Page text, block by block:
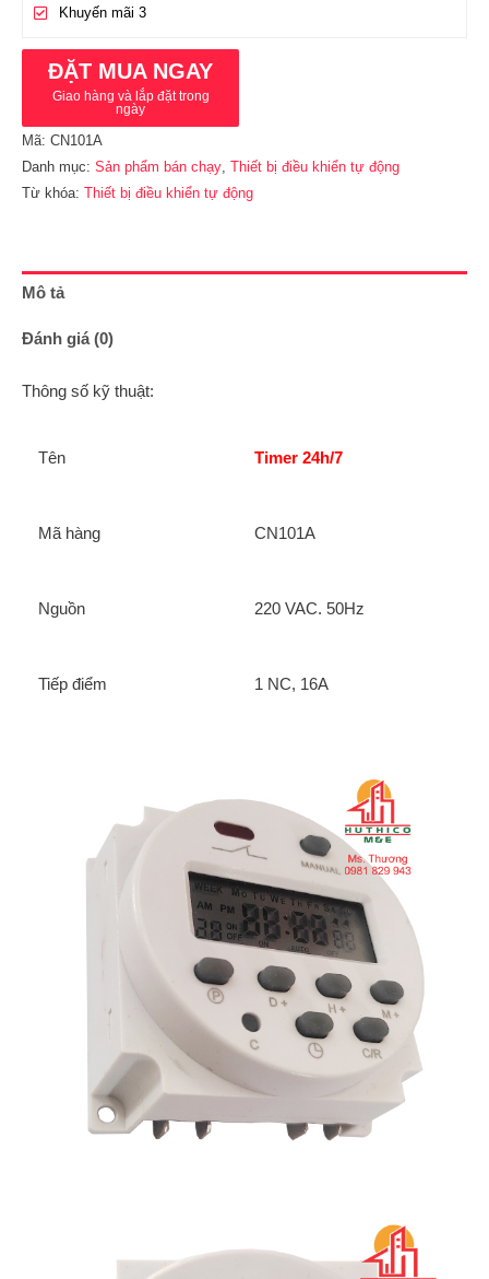
Khuyến mãi 3
ĐẶT MUA NGAY
Giao hàng và lắp đặt trong
ngày
Mã: CN101A
Danh mục: Sản phẩm bán chạy, Thiết bị điều khiển tự động
Từ khóa: Thiết bị điều khiển tự động
Mô tả
Đánh giá (0)
Thông số kỹ thuật:
Tên Timer 24h/7
Mã hàng CN101A
Nguồn 220 VAC. 50Hz
Tiếp điểm 1 NC, 16A